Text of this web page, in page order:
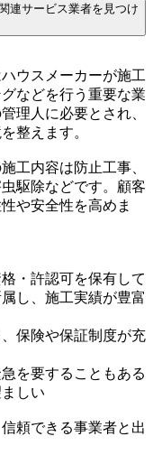
連サービス業者を見つけ
ウスメーカーが施工
などを行う重要な業
理人に必要とされ、
整えます。
工内容は防止工事、
駆除などです。顧客
や安全性を高めま
・許認可を保有して
し、施工実績が豊富
保険や保証制度が充
を要することもある
しい
頼できる事業者と出